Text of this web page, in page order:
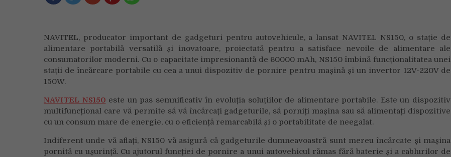
modernă
NAVITEL, producator important de gadgeturi pentru autovehicule, a lansat NAVITEL NS150, o stație de
alimentare portabilă versatilă și inovatoare, proiectată pentru a satisface nevoile de alimentare ale
consumatorilor moderni. Cu o capacitate impresionantă de 60000 mAh, NS150 îmbină funcționalitatea unei
stații de încărcare portabile cu cea a unui dispozitiv de pornire pentru mașină și un invertor 12V-220V de
150W.
NAVITEL NS150 este un pas semnificativ în evoluția soluțiilor de alimentare portabile. Este un dispozitiv
multifuncțional care vă permite să vă încărcați gadgeturile, să porniți mașina sau să alimentați dispozitive
cu un consum mare de energie, cu o eficiență remarcabilă și o portabilitate de neegalat.
Indiferent unde vă aflați, NS150 vă asigură că gadgeturile dumneavoastră sunt mereu încărcate și mașina
pornită cu ușurință. Cu ajutorul funcției de pornire a unui autovehicul rămas fără baterie și a cablurilor de